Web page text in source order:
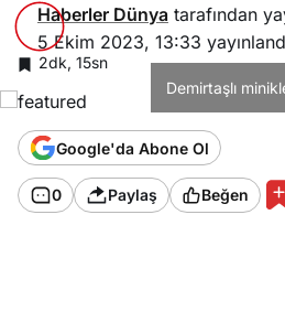
Haberler Dünya tarafından
5 Ekim 2023, 13:33
2dk, 15sn
Demirtaşlı
Google'da Abone Ol
0 Paylaş Beğen